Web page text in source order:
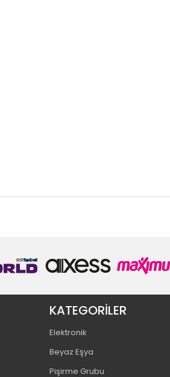
KATEGORİLER
Elektronik
Beyaz Eşya
Pişirme Grubu